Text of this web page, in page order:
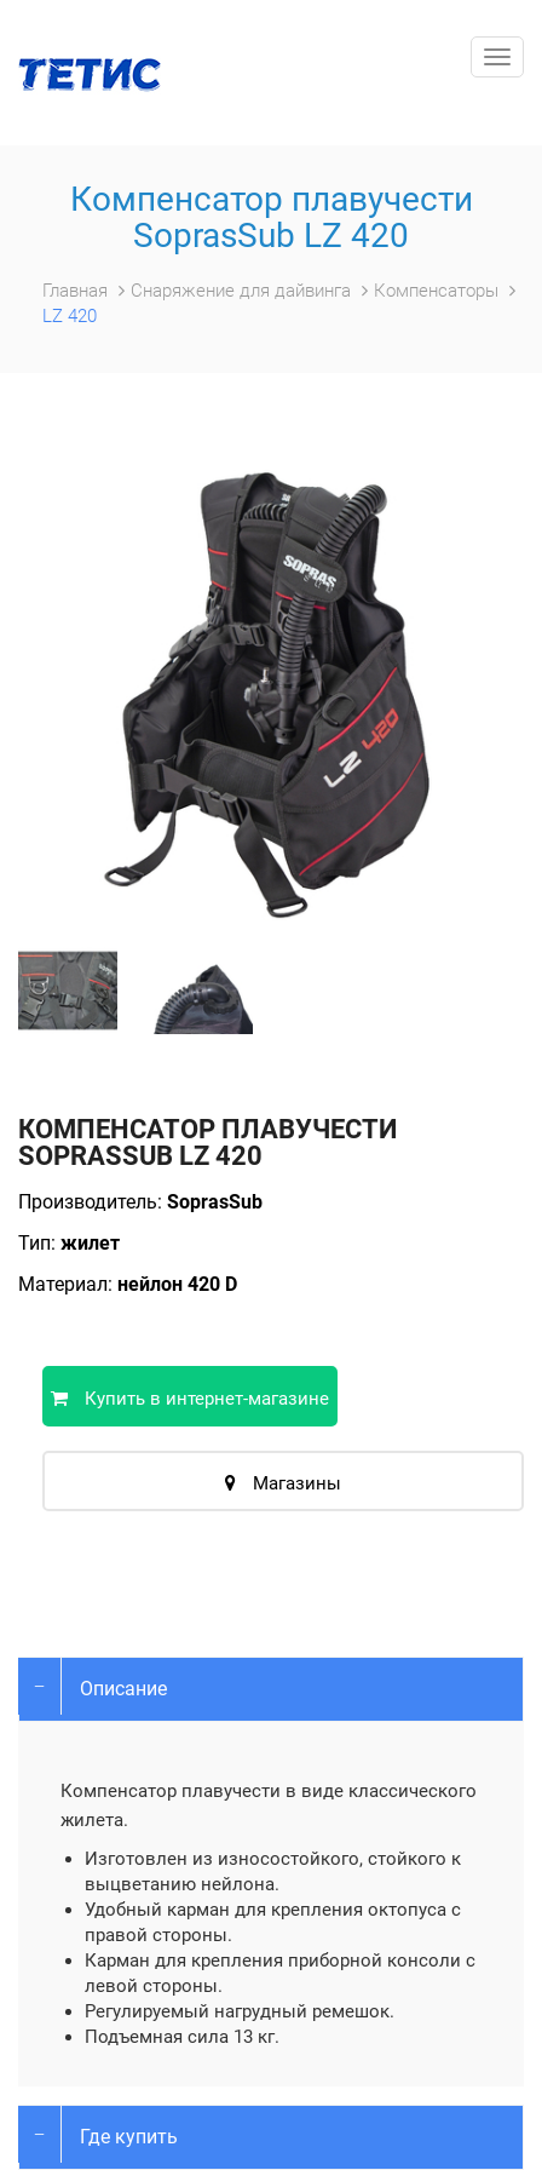
Компенсатор плавучести
SoprasSub LZ 420
Главная Снаряжение для дайвинга
Компенсаторы
LZ 420
КОМПЕНСАТОР ПЛАВУЧЕСТИ
SOPRASSUB LZ 420
Производитель: SoprasSub
Тип: жилет
Материал: нейлон 420 D
Купить в интернет-магазине
Магазины
Описание
Компенсатор плавучести в виде классического
жилета.
Изготовлен из износостойкого, стойкого к
выцветанию нейлона.
Удобный карман для крепления октопуса с
правой стороны.
Карман для крепления приборной консоли с
левой стороны.
Регулируемый нагрудный ремешок.
Подъемная сила 13 кг.
Где купить